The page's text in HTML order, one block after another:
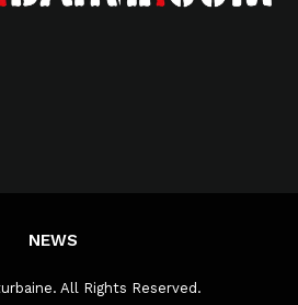
NEWS
All Rights Reserved.